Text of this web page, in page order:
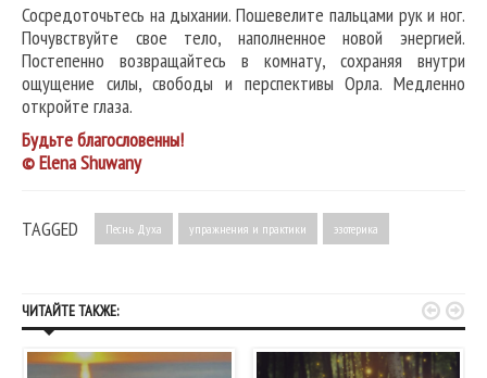
Сосредоточьтесь на дыхании. Пошевелите пальцами рук и ног.
Почувствуйте свое тело, наполненное новой энергией.
Постепенно возвращайтесь в комнату, сохраняя внутри
ощущение силы, свободы и перспективы Орла. Медленно
откройте глаза.
Будьте благословенны!
© Elena Shuwany
TAGGED Песнь Духа упражнения и практики эзотерика
ЧИТАЙТЕ ТАКЖЕ:  